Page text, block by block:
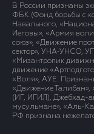
В России признаны
ФБК (Фонд борьбы с
Навального,
Иеговы», «Армия
союз», «Движение
сектор», УНА-УНСО,
«Мизантропик
движение
«Воля», АУЕ.
«Движение Талибан»,
(ИГ, ИГИЛ), Джебхад-
мусульмане», «Аль-
РФ признана